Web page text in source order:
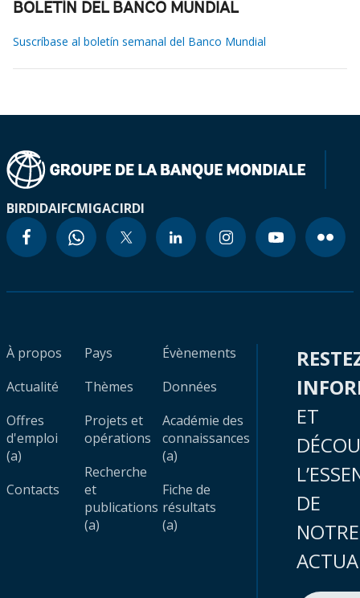
BOLETÍN DEL BANCO MUNDIAL
Suscríbase al boletín semanal del Banco Mundial
BIRDIDAIFCMIGACIRDI
À propos
Actualité
Offres
d'emploi
(a)
Contacts
Pays
Thèmes
Projets et
opérations
Recherche
et
publications
(a)
Évènements
Données
Académie des
connaissances
(a)
Fiche de
résultats
(a)
ET
DE
NOTRE